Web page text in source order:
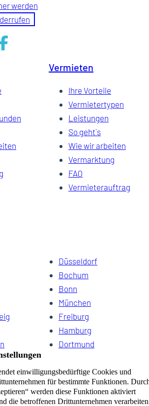
werden
Vermieten
Ihre Vorteile
Vermietertypen
Leistungen
So geht`s
Wie wir arbeiten
Vermarktung
FAQ
Vermieterauftrag
Düsseldorf
Bochum
Bonn
München
Freiburg
Hamburg
Dortmund
Kiel
Bremen